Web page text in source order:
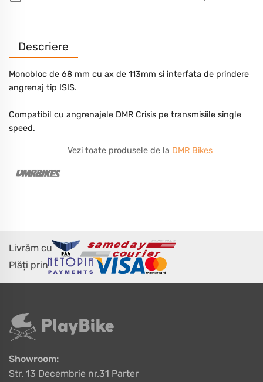
Descriere
Monobloc de 68 mm cu ax de 113mm si interfata de prindere
angrenaj tip ISIS.
Compatibil cu angrenajele DMR Crisis pe transmisiile single
speed.
Vezi toate produsele de la DMR Bikes
Livrăm cu
Plăți prin
Showroom:
Str. 13 Decembrie nr.31 Parter